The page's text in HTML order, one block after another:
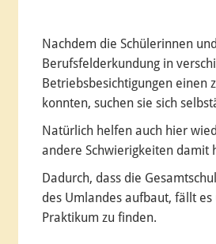
Nachdem die Schülerinnen
Berufsfelderkundung in
Betriebsbesichtigungen einen
konnten, suchen sie sich
Natürlich helfen auch hier
andere Schwierigkeiten damit
Dadurch, dass die
des Umlandes aufbaut, fällt
Praktikum zu finden.